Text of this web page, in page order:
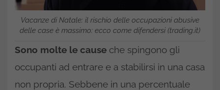
Vacanze di Natale: il rischio delle occupazioni abusive
delle case è massimo: ecco come difendersi (trading.it)
Sono molte le cause che spingono gli
occupanti ad entrare e a stabilirsi in una casa
non propria. Sebbene in una percentuale